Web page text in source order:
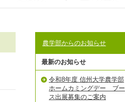
農学部からのお知らせ
最新のお知らせ
令和8年度 信州大学農学部
ホームカミングデー ブー
ス出展募集のご案内